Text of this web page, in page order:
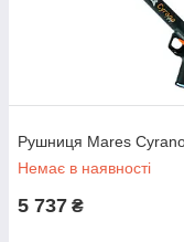
Рушниця Mares
Немає в наявності
5 737 ₴